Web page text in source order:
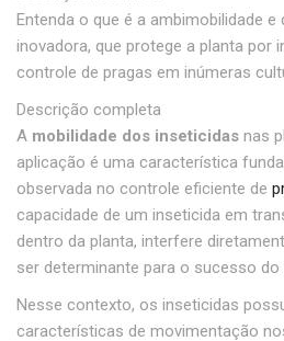
Entenda o que é a ambimobilidade
inovadora, que protege a planta por
controle de pragas em inúmeras
Descrição completa
A mobilidade dos inseticidas nas
aplicação é uma característica
observada no controle eficiente de
capacidade de um inseticida em
dentro da planta, interfere
ser determinante para o sucesso
Nesse contexto, os inseticidas
características de movimentação